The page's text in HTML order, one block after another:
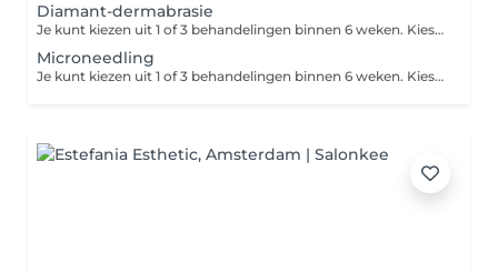
Diamant-dermabrasie
Je kunt kiezen uit 1 of 3 behandelingen binnen 6 weken. Kies je voor de kuur van 3 behandelingen? Je boekt dan via Treatwell de eerste behandeling. De vervolgafspraken maak je in de salon. Door middel van de diamanten slijpkoppen wordt het bovenste laagje van je huid 'afgeschaafd', waardoor het celvernieuwingsproces wordt bevorderd. Deze peelingbehandeling is geschikt bij grove poriën, rimpels, pigmentvlekken en acne-littekens, ook wanneer deze er al langer zitten.
Microneedling
Je kunt kiezen uit 1 of 3 behandelingen binnen 6 weken. Kies je voor de kuur van 3 behandelingen? Inclusief ontsmetting en medisch serum. Let op: de aangegeven prijs is de prijs per zone. Bij microneedling worden er piepkleine kanaaltjes in de huid gemaakt door middel van naaldjes. Het zelfgenezend vermogen van de huid wordt aangewakkerd, waardoor er celvernieuwing plaatsvindt. Fijne lijntjes en rimpels vervagen hierdoor. Deze zones kunnen zeer goed worden behandeld: - Zone rondom de mond - Neus-lippenplooi - Fijne lijntjes bij het wanggebied